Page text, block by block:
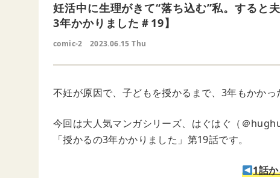
妊活中に生理がきて“落ち込む”私。すると
3年かかりました＃19】
comic-2 2023.06.15 Thu
不妊が原因で、子どもを授かるまで、3年もかか
今回は大人気マンガシリーズ、はぐはぐ（＠
「授かるの3年かかりました」第19話です。
1話